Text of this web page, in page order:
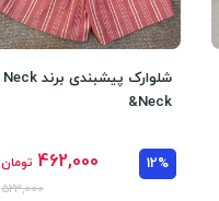
شلوارک پیشبندی برند Neck
&neck
12%
462,000 تومان
523,000